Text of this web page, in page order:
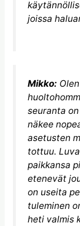
joissa
Mikko:
seuranta
näkee
asetusten
tottuu.
paikkansa
etenevät
on useita
tuleminen
heti valmis